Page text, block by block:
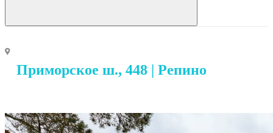
Приморское ш., 448 | Репино